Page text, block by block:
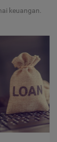
keuangan.